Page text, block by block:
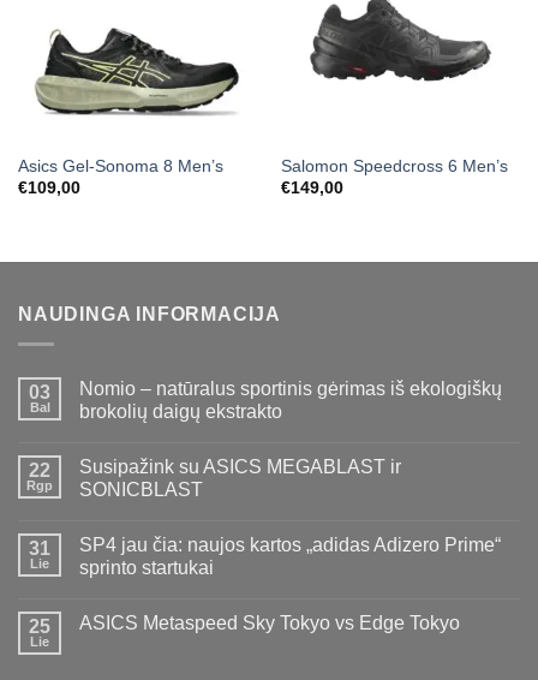
Asics Gel-Sonoma 8 Men’s
€109,00
Salomon Speedcross 6 Men’s
€149,00
NAUDINGA INFORMACIJA
03
Bal
Nomio – natūralus sportinis gėrimas iš ekologiškų
brokolių daigų ekstrakto
22
Rgp
Susipažink su ASICS MEGABLAST ir
SONICBLAST
31
Lie
SP4 jau čia: naujos kartos „adidas Adizero Prime“
sprinto startukai
25
Lie
ASICS Metaspeed Sky Tokyo vs Edge Tokyo